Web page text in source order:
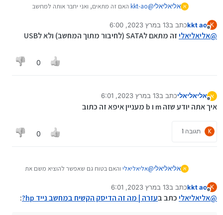
א אליאליאלי@
kkt-ao האם זה מתאים, ואני יחבר אותה למחשב
ssd-מ-m2-ngff-ssd-קונקטור-bm-ל-sata--
sANRrqEtJYAZfA_9eSOcXn9WpZkxw5e1T70bt-
K
מנותק
kkt aoכתב ב13 במרץ 2023, 6:00
נערך לאחרונה על ידי
@אליאליאליזה מתאם לSATA (לחיבור מתוך המחשב) ולא לUSB
0
א אליאליאליכתב ב13 במרץ 2023, 6:01
נערך לאחרונה על ידי
איך אתה יודע שזה m ו b מעניין איפא זה כתוב
K תגובה 1 0
א אליאליאלי@אליאליאלי והאם בטוח גם שאפשר להוציא משם את
או שזה נמצא כאילו על סוג קובץ של מערכת הפעלה?
K
מנותק
kkt aoכתב ב13 במרץ 2023, 6:01
נערך לאחרונה על ידי
@אליאליאליכתב בעזרה | מה זה הדיסק הקשיח במחשב נייד hp? :